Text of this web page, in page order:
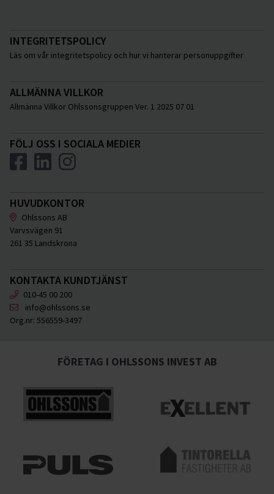
INTEGRITETSPOLICY
Läs om vår integritetspolicy och hur vi hanterar personuppgifter
ALLMÄNNA VILLKOR
Allmänna Villkor Ohlssonsgruppen Ver. 1 2025 07 01
FÖLJ OSS I SOCIALA MEDIER
HUVUDKONTOR
Ohlssons AB
Varvsvägen 91
261 35 Landskrona
KONTAKTA KUNDTJÄNST
010-45 00 200
info@ohlssons.se
Org.nr: 556559-3497
FÖRETAG I OHLSSONS INVEST AB